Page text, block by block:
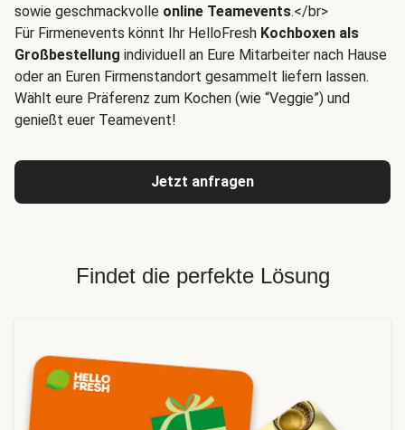
sowie geschmackvolle online Teamevents.</br>
Für Firmenevents könnt Ihr HelloFresh Kochboxen als
Großbestellung individuell an Eure Mitarbeiter nach Hause
oder an Euren Firmenstandort gesammelt liefern lassen.
Wählt eure Präferenz zum Kochen (wie “Veggie”) und
genießt euer Teamevent!
Jetzt anfragen
Findet die perfekte Lösung